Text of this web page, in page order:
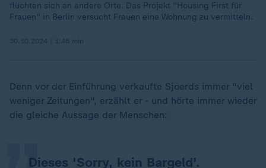
flüchten sich an andere Orte. Das Projekt "Housing First für
Frauen" in Berlin versucht Frauen eine Wohnung zu vermitteln.
Denn vor der Einführung verkaufte Sjoerds immer "viel
weniger Zeitungen", erzählt er - und hörte immer wieder
die gleiche Aussage der Menschen:
Dieses 'Sorry, kein Bargeld'.
„